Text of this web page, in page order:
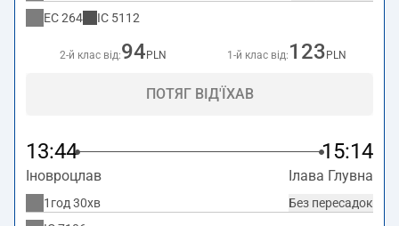
EC264 IC 5112
2-й клас від:94 PLN 1-й клас від: 123 PLN
ПОТЯГ ВІД'ЇХАВ
13:44 15:14
Іновроцлав Ілава Глувна
Без пересадок
1год 30хв